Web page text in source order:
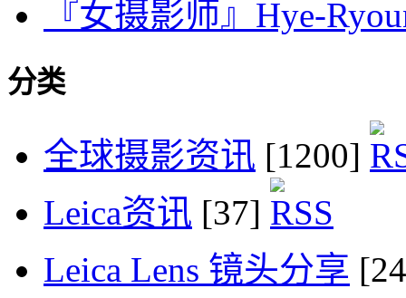
『女摄影师』Hye-
分类
全球摄影资讯 [1200]
Leica资讯 [37]
Leica Lens 镜头分享